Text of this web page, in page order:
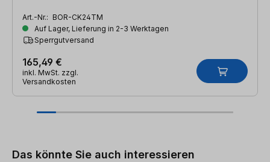
Art.-Nr.: BOR-CK24TM
Auf Lager, Lieferung in 2-3 Werktagen
Sperrgutversand
165,49 €
inkl. MwSt. zzgl.
Versandkosten
Das könnte Sie auch interessieren